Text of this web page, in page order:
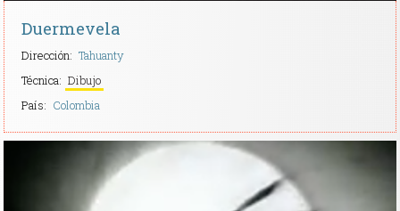
Duermevela
Dirección: Tahuanty
Técnica: Dibujo
País: Colombia